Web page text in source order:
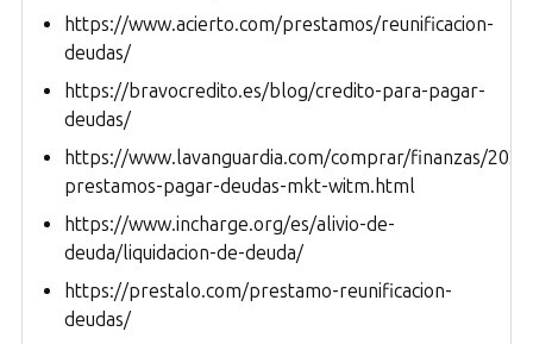
https://www.acierto.com/prestamos/reunificacion-
deudas/
https://bravocredito.es/blog/credito-para-pagar-
deudas/
https://www.lavanguardia.com/comprar/finanzas/
prestamos-pagar-deudas-mkt-witm.html
https://www.incharge.org/es/alivio-de-
deuda/liquidacion-de-deuda/
https://prestalo.com/prestamo-reunificacion-
deudas/